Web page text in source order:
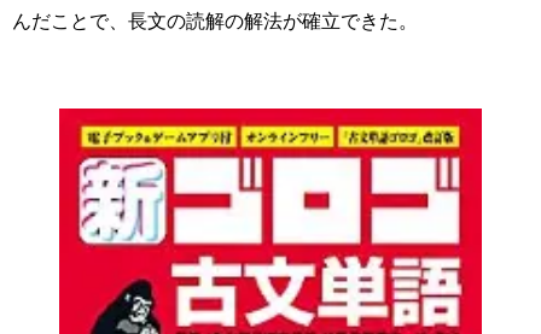
んだことで、長文の読解の解法が確立できた。